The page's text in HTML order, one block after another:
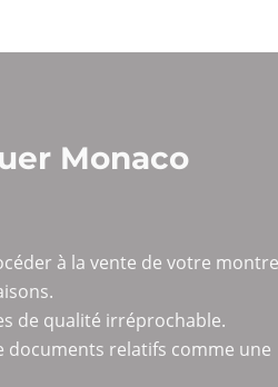
Monaco
à la vente de votre montre
de qualité irréprochable.
documents relatifs comme une